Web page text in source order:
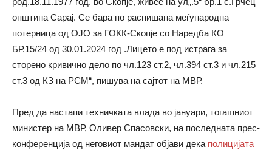
општина Сарај. Се бара по распишана меѓународна
потерница од ОЈО за ГОКК-Скопје со Наредба КО
БР.15/24 од 30.01.2024 год .Лицето е под истрага за
сторено кривично дело по чл.123 ст.2, чл.394 ст.3 и чл.215
ст.3 од КЗ на РСМ“, пишува на сајтот на МВР.
Пред да настапи техничката влада во јануари, тогашниот
министер на МВР, Оливер Спасовски, на последната прес-
конференција од неговиот мандат објави дека полицијата